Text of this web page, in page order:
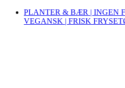
PLANTER & BÆR | INGEN
VEGANSK | FRISK